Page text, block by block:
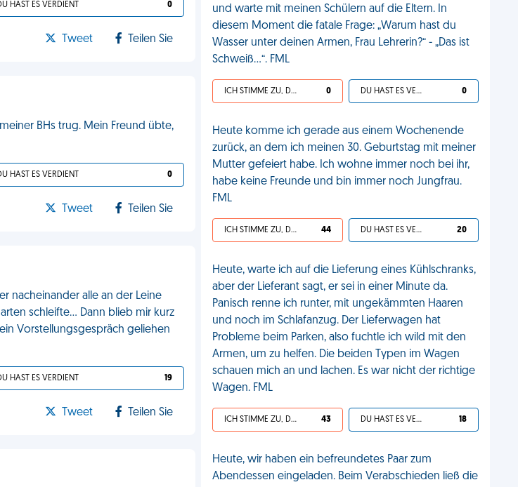
HAST ES VERDIENT 0
Tweet Teilen Sie
BHs trug. Mein Freund übte,
HAST ES VERDIENT 0
Tweet Teilen Sie
nacheinander alle an der Leine
schleifte... Dann blieb mir kurz
Vorstellungsgespräch geliehen
HAST ES VERDIENT 19
Tweet Teilen Sie
und warte mit meinen Schülern auf die Eltern. In
diesem Moment die fatale Frage: „Warum hast du
Wasser unter deinen Armen, Frau Lehrerin?“ - „Das ist
Schweiß…“. FML
ICH STIMME ZU, DEIN LEBEN IST SCHEISSE 0 DU HAST ES VERDIENT 0
Heute komme ich gerade aus einem Wochenende
zurück, an dem ich meinen 30. Geburtstag mit meiner
Mutter gefeiert habe. Ich wohne immer noch bei ihr,
habe keine Freunde und bin immer noch Jungfrau.
FML
ICH STIMME ZU, DEIN LEBEN IST SCHEISSE 44 DU HAST ES VERDIENT 20
Heute, warte ich auf die Lieferung eines Kühlschranks,
aber der Lieferant sagt, er sei in einer Minute da.
Panisch renne ich runter, mit ungekämmten Haaren
und noch im Schlafanzug. Der Lieferwagen hat
Probleme beim Parken, also fuchtle ich wild mit den
Armen, um zu helfen. Die beiden Typen im Wagen
schauen mich an und lachen. Es war nicht der richtige
Wagen. FML
ICH STIMME ZU, DEIN LEBEN IST SCHEISSE 43 DU HAST ES VERDIENT 18
Heute, wir haben ein befreundetes Paar zum
Abendessen eingeladen. Beim Verabschieden ließ die